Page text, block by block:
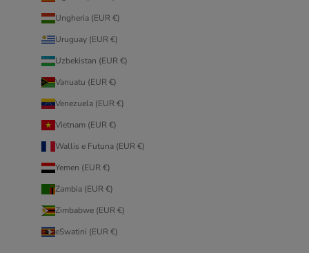
Ungheria (EUR €)
Uruguay (EUR €)
Uzbekistan (EUR €)
Vanuatu (EUR €)
Venezuela (EUR €)
Vietnam (EUR €)
Wallis e Futuna (EUR €)
Yemen (EUR €)
Zambia (EUR €)
Zimbabwe (EUR €)
eSwatini (EUR €)